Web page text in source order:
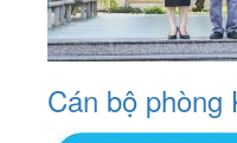
Cán bộ phòng